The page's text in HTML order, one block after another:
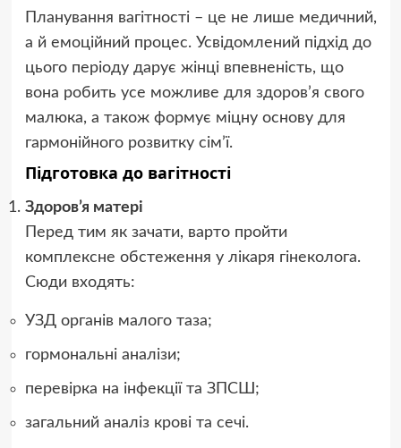
Планування вагітності – це не лише медичний,
а й емоційний процес. Усвідомлений підхід до
цього періоду дарує жінці впевненість, що
вона робить усе можливе для здоров’я свого
малюка, а також формує міцну основу для
гармонійного розвитку сім’ї.
Підготовка до вагітності
Здоров’я матері
Перед тим як зачати, варто пройти
комплексне обстеження у лікаря гінеколога.
Сюди входять:
УЗД органів малого таза;
гормональні аналізи;
перевірка на інфекції та ЗПСШ;
загальний аналіз крові та сечі.